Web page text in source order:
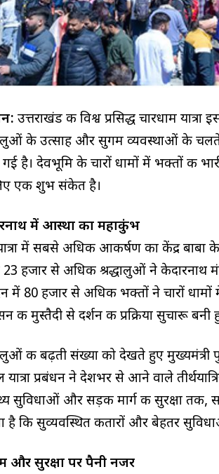
उत्तराखंड की विश्व प्रसिद्ध चारधाम
के उत्साह और सुगम व्यवस्थाओं के चलते
है। देवभूमि के चारों धामों में भक्तों की
एक शुभ संकेत है।
में आस्था का महाकुंभ
में सबसे अधिक आकर्षण का केंद्र बाबा
हजार से अधिक श्रद्धालुओं ने केदारनाथ
में 80 हजार से अधिक भक्तों ने चारों धामों
की मुस्तैदी से दर्शन की प्रक्रिया सुचारू बनी
की बढ़ती संख्या को देखते हुए मुख्यमंत्री
प्रबंधन ने देशभर से आने वाले
सुविधाओं और सड़क मार्ग की सुरक्षा तक,
है कि सुव्यवस्थित कतारों और बेहतर
और सुरक्षा पर पैनी नजर